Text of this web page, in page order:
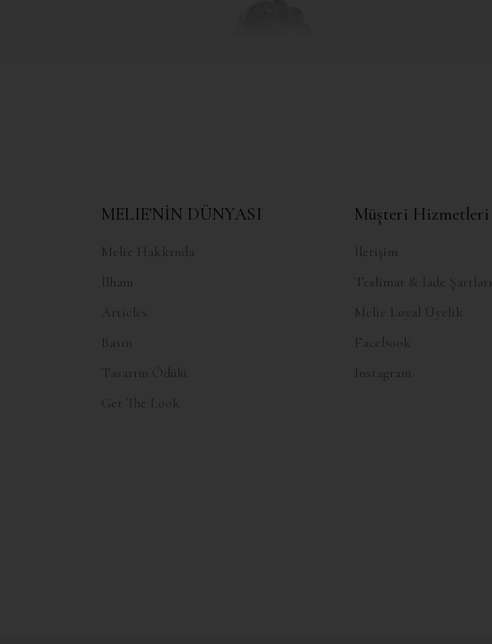
MELIE'NİN DÜNYASI
Melie Hakkında
İlham
Articles
Basın
Tasarım Ödülü
Get The Look
Müşteri Hizmetleri
İletişim
Teslimat & İade Şartları
Melie Loyal Üyelik
Facebook
Instagram